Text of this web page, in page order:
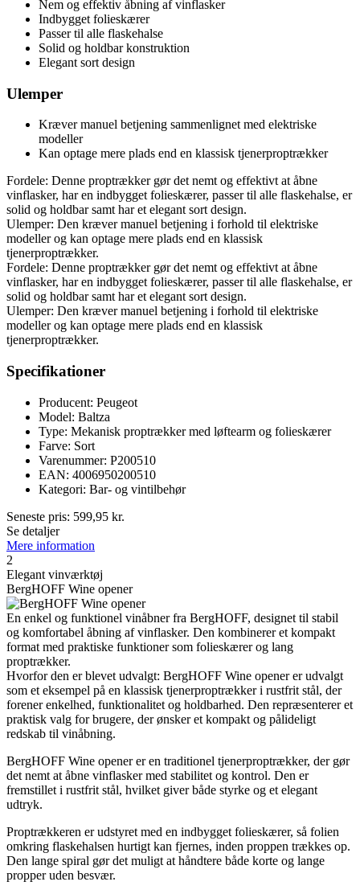
Nem og effektiv åbning af vinflasker
Indbygget folieskærer
Passer til alle flaskehalse
Solid og holdbar konstruktion
Elegant sort design
Ulemper
Kræver manuel betjening sammenlignet med elektriske
modeller
Kan optage mere plads end en klassisk tjenerproptrækker
Fordele: Denne proptrækker gør det nemt og effektivt at åbne
vinflasker, har en indbygget folieskærer, passer til alle flaskehalse, er
solid og holdbar samt har et elegant sort design.
Ulemper: Den kræver manuel betjening i forhold til elektriske
modeller og kan optage mere plads end en klassisk
tjenerproptrækker.
Fordele: Denne proptrækker gør det nemt og effektivt at åbne
vinflasker, har en indbygget folieskærer, passer til alle flaskehalse, er
solid og holdbar samt har et elegant sort design.
Ulemper: Den kræver manuel betjening i forhold til elektriske
modeller og kan optage mere plads end en klassisk
tjenerproptrækker.
Specifikationer
Producent: Peugeot
Model: Baltza
Type: Mekanisk proptrækker med løftearm og folieskærer
Farve: Sort
Varenummer: P200510
EAN: 4006950200510
Kategori: Bar- og vintilbehør
Seneste pris: 599,95 kr.
Se detaljer
Mere information
2
Elegant vinværktøj
BergHOFF Wine opener
En enkel og funktionel vinåbner fra BergHOFF, designet til stabil
og komfortabel åbning af vinflasker. Den kombinerer et kompakt
format med praktiske funktioner som folieskærer og lang
proptrækker.
Hvorfor den er blevet udvalgt: BergHOFF Wine opener er udvalgt
som et eksempel på en klassisk tjenerproptrækker i rustfrit stål, der
forener enkelhed, funktionalitet og holdbarhed. Den repræsenterer et
praktisk valg for brugere, der ønsker et kompakt og pålideligt
redskab til vinåbning.
BergHOFF Wine opener er en traditionel tjenerproptrækker, der gør
det nemt at åbne vinflasker med stabilitet og kontrol. Den er
fremstillet i rustfrit stål, hvilket giver både styrke og et elegant
udtryk.
Proptrækkeren er udstyret med en indbygget folieskærer, så folien
omkring flaskehalsen hurtigt kan fjernes, inden proppen trækkes op.
Den lange spiral gør det muligt at håndtere både korte og lange
propper uden besvær.